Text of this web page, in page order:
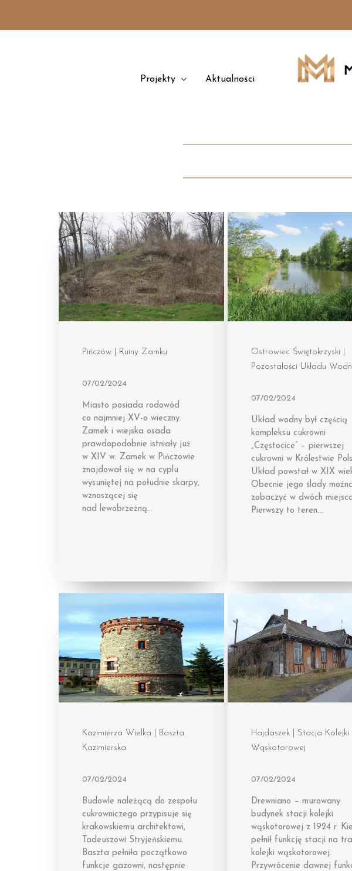
treści
Projekty Aktualności
Pińczów | Ruiny Zamku
07/02/2024
Miasto posiada rodowód
co najmniej XV-o wieczny.
Zamek i wiejska osada
prawdopodobnie istniały już
w XIV w. Zamek w Pińczowie
znajdował się w na cyplu
wysuniętej na południe skarpy,
wznoszącej się
nad lewobrzeżną…
Ostrowiec Świętokrzyski |
Pozostałości Układu
07/02/2024
Układ wodny był częścią
kompleksu cukrowni
„Częstocice” – pierwszej
cukrowni w Królestwie
Układ powstał w XIX
Obecnie jego ślady
zobaczyć w dwóch
Pierwszy to teren…
Kazimierza Wielka | Baszta
Kazimierska
07/02/2024
Budowle należącą do zespołu
cukrowniczego przypisuje się
krakowskiemu architektowi,
Tadeuszowi Stryjeńskiemu.
Baszta pełniła początkowo
funkcje gazowni, następnie
Hajdaszek | Stacja Kolejki
Wąskotorowej
07/02/2024
Drewniano – murowany
budynek stacji kolejki
wąskotorowej z 1924 r.
pełnił funkcję stacji na
kolejki wąskotorowej.
Przywrócenie dawnej